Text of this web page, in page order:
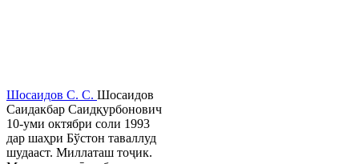
Шосаидов С. С. Шосаидов
Саидакбар Саидқурбонович
10-уми октябри соли 1993
дар шаҳри Бўстон таваллуд
шудааст. Миллаташ тоҷик.